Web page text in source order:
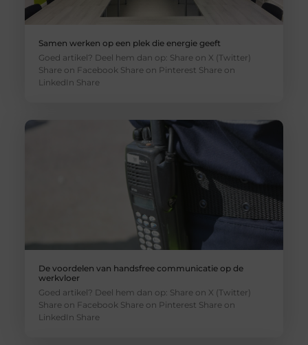
Samen werken op een plek die energie geeft
Goed artikel? Deel hem dan op: Share on X (Twitter)
Share on Facebook Share on Pinterest Share on
LinkedIn Share
De voordelen van handsfree communicatie op de
werkvloer
Goed artikel? Deel hem dan op: Share on X (Twitter)
Share on Facebook Share on Pinterest Share on
LinkedIn Share